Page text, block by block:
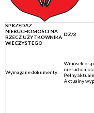
SPRZEDAŻ
NIERUCHOMOŚCI NA
RZECZ UŻYTKOWNIKA
WIECZYSTEGO
DZ/3
Wymagane dokumenty:
Wniosek o
Pełny
Aktualny